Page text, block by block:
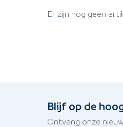
Er zijn nog geen
Blijf op de
Ontvang onze